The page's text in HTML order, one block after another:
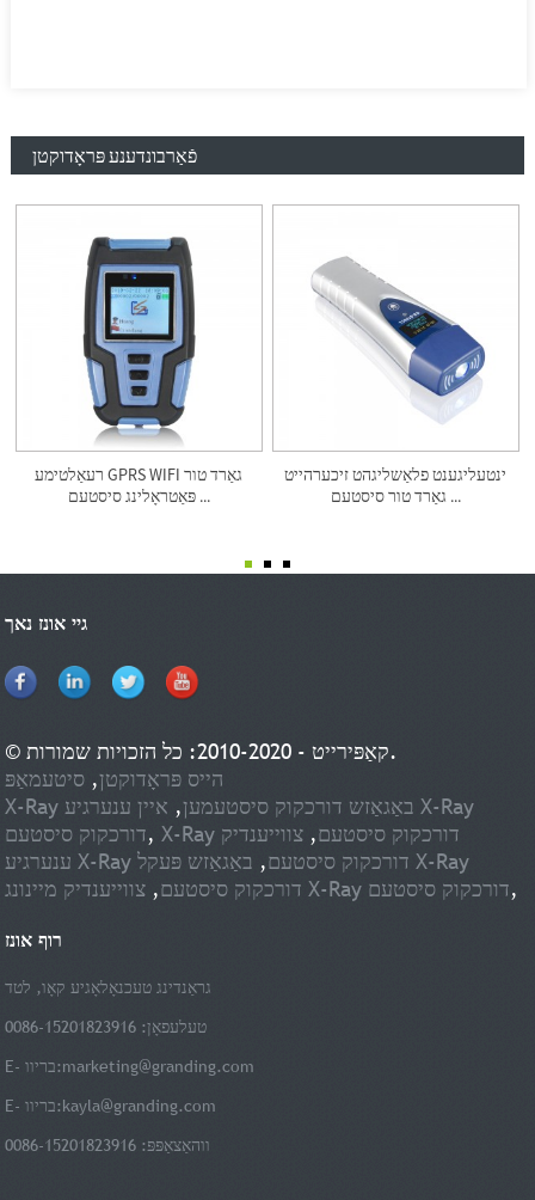
פֿאַרבונדענע פּראָדוקטן
רעאַלטימע GPRS WIFI גאַרד טור
פּאַטראָלינג סיסטעם ...
ינטעליגענט פלאַשליגהט זיכערהייט
גאַרד טור סיסטעם ...
גיי אונז נאך
© קאַפּירייט - 2010-2020: כל הזכויות שמורות.
הייס פּראָדוקטן, סיטעמאַפּ
X-Ray באַגאַזש דורכקוק סיסטעמען, איין ענערגיע X-Ray
דורכקוק סיסטעם, X-Ray דורכקוק סיסטעם, צווייענדיק
ענערגיע X-Ray דורכקוק סיסטעם, באַגאַזש פּעקל X-Ray
דורכקוק סיסטעם, צווייענדיק מיינונג X-Ray דורכקוק סיסטעם,
רוף אונז
גראַנדינג טעכנאָלאָגיע קאָו, לטד
טעלעפאָן: 0086-15201823916
E- בריוו:marketing@granding.com
E- בריוו:kayla@granding.com
ווהאַצאַפּפּ: 0086-15201823916